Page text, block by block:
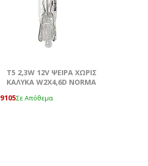
T5 2,3W 12V ΨΕΙΡΑ ΧΩΡΙΣ
ΚΑΛΥΚΑ W2X4,6D NORMA
Σε Απόθεμα